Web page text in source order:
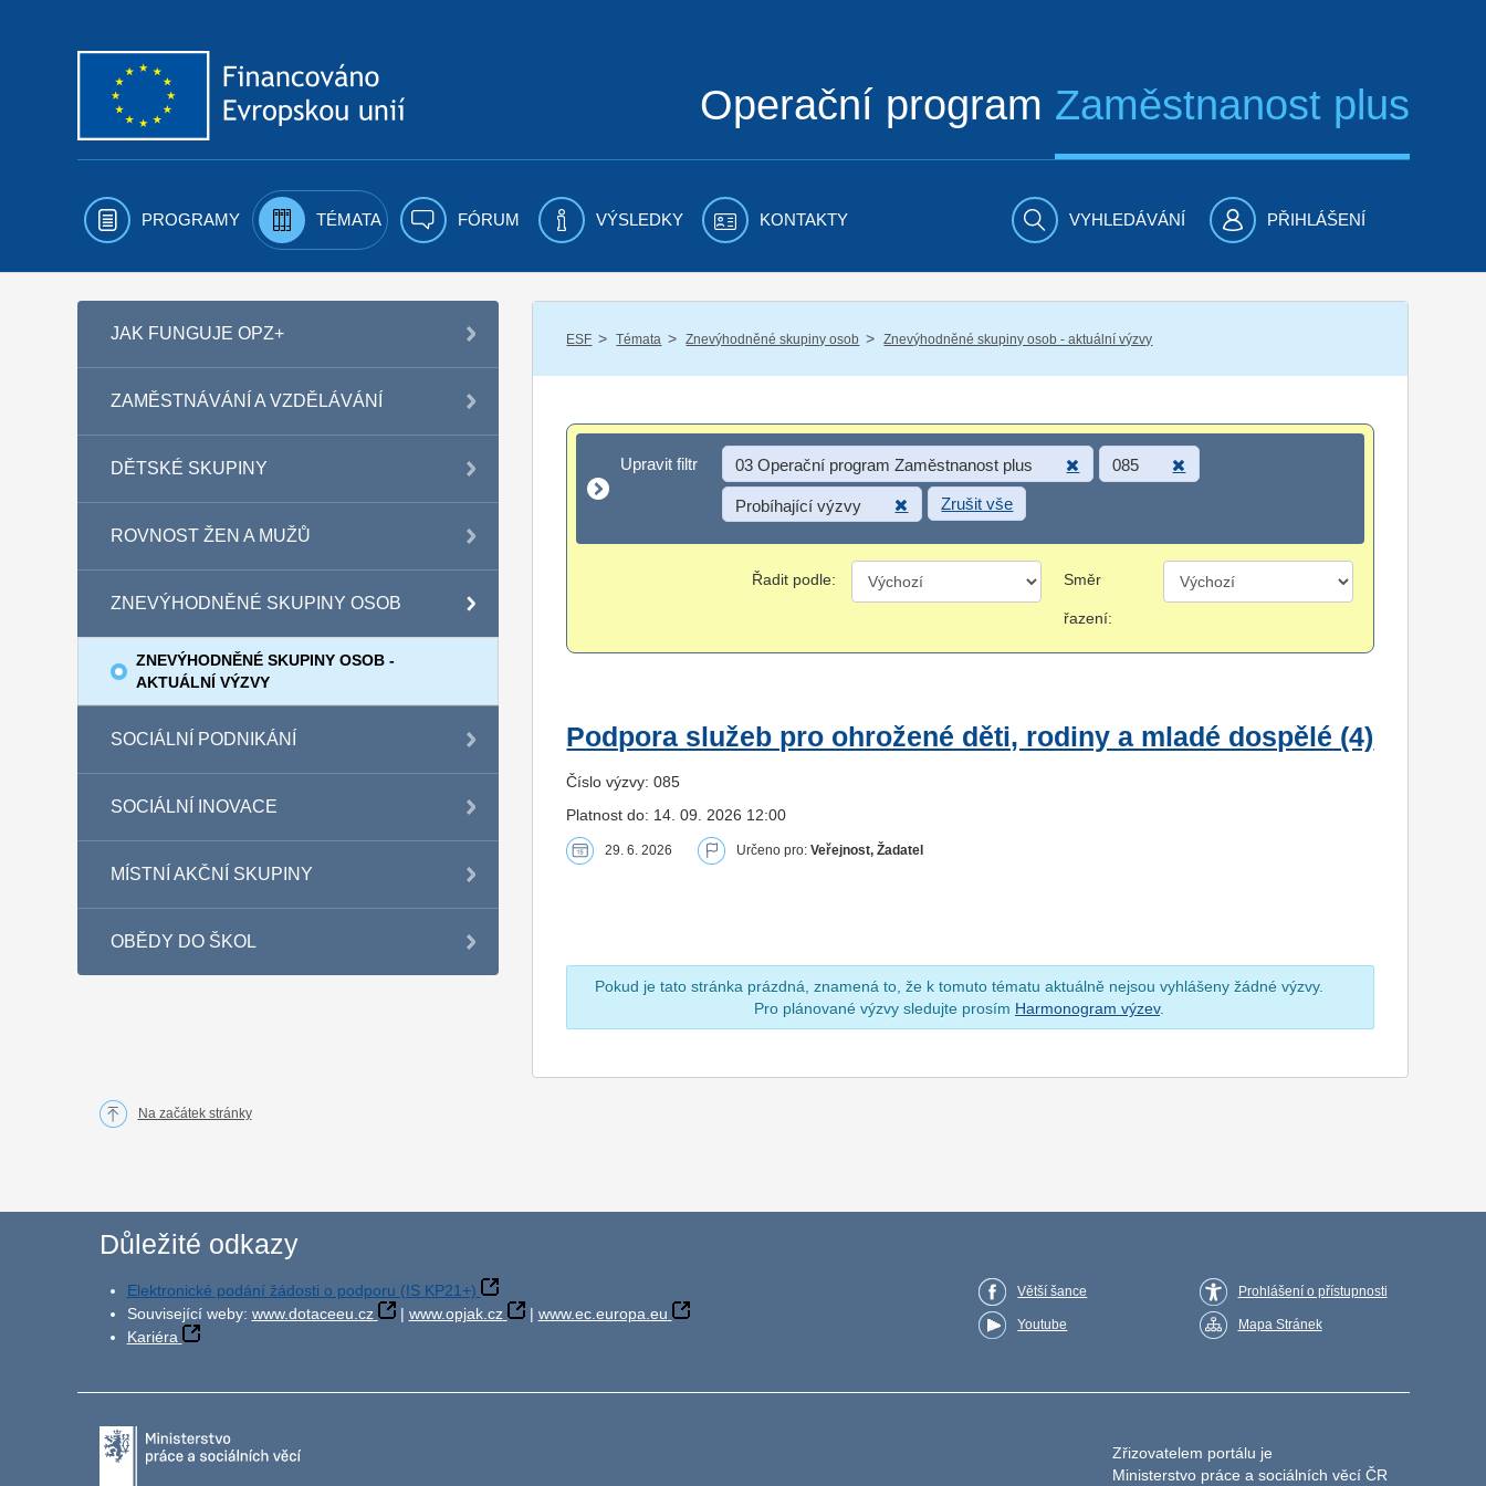
Operační program Zaměstnanost plus
PROGRAMY TÉMATA FÓRUM VÝSLEDKY KONTAKTY VYHLEDÁVÁNÍ PŘIHLÁŠENÍ
JAK FUNGUJE OPZ+
ZAMĚSTNÁVÁNÍ A VZDĚLÁVÁNÍ
DĚTSKÉ SKUPINY
ROVNOST ŽEN A MUŽŮ
ZNEVÝHODNĚNÉ SKUPINY OSOB
ZNEVÝHODNĚNÉ SKUPINY OSOB -
AKTUÁLNÍ VÝZVY
SOCIÁLNÍ PODNIKÁNÍ
SOCIÁLNÍ INOVACE
MÍSTNÍ AKČNÍ SKUPINY
OBĚDY DO ŠKOL
ESF / Témata / Znevýhodněné skupiny osob / Znevýhodněné skupiny osob - aktuální výzvy
Upravit filtr
Upravit filtr 03 Operační program Zaměstnanost plus 085
Probíhající výzvy Zrušit vše
Řadit podle: Směr
řazení:
Podpora služeb pro ohrožené děti, rodiny a mladé dospělé (4)
Číslo výzvy: 085
Platnost do: 14. 09. 2026 12:00
29. 6. 2026 Určeno pro:Veřejnost, Žadatel
Pokud je tato stránka prázdná, znamená to, že k tomuto tématu aktuálně nejsou vyhlášeny žádné výzvy.
Pro plánované výzvy sledujte prosím Harmonogram výzev.
Na začátek stránky
Důležité odkazy
Elektronické podání žádosti o podporu (IS KP21+)
Související weby: www.dotaceeu.cz | www.opjak.cz | www.ec.europa.eu
Kariéra
Větší šance
Youtube
Prohlášení o přístupnosti
Mapa Stránek
Zřizovatelem portálu je
Ministerstvo práce a sociálních věcí ČR